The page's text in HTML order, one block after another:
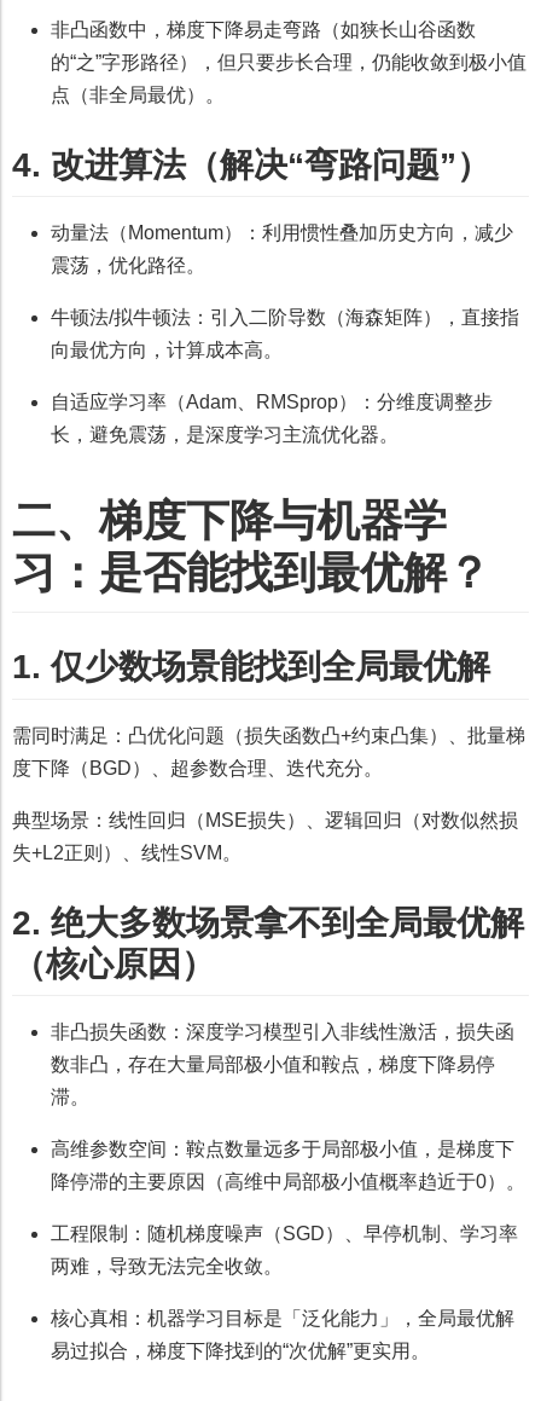
非凸函数中，梯度下降易走弯路（如狭长山谷函数
的“之”字形路径），但只要步长合理，仍能收敛到极小值
点（非全局最优）。
4. 改进算法（解决“弯路问题”）
动量法（Momentum）：利用惯性叠加历史方向，减少
震荡，优化路径。
牛顿法/拟牛顿法：引入二阶导数（海森矩阵），直接指
向最优方向，计算成本高。
自适应学习率（Adam、RMSprop）：分维度调整步
长，避免震荡，是深度学习主流优化器。
二、梯度下降与机器学
习：是否能找到最优解？
1. 仅少数场景能找到全局最优解
需同时满足：凸优化问题（损失函数凸+约束凸集）、批量梯
度下降（BGD）、超参数合理、迭代充分。
典型场景：线性回归（MSE损失）、逻辑回归（对数似然损
失+L2正则）、线性SVM。
2. 绝大多数场景拿不到全局最优解
（核心原因）
非凸损失函数：深度学习模型引入非线性激活，损失函
数非凸，存在大量局部极小值和鞍点，梯度下降易停
滞。
高维参数空间：鞍点数量远多于局部极小值，是梯度下
降停滞的主要原因（高维中局部极小值概率趋近于0）。
工程限制：随机梯度噪声（SGD）、早停机制、学习率
两难，导致无法完全收敛。
核心真相：机器学习目标是「泛化能力」，全局最优解
易过拟合，梯度下降找到的“次优解”更实用。